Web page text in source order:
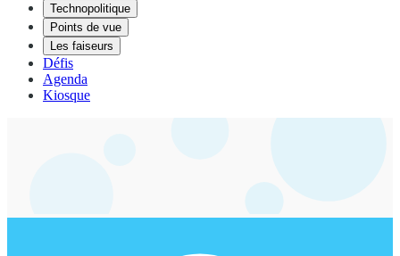
Technopolitique
Points de vue
Les faiseurs
Défis
Agenda
Kiosque